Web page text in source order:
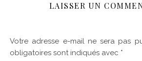
LAISSER UN
Votre adresse e-mail ne sera pas
obligatoires sont indiqués avec *